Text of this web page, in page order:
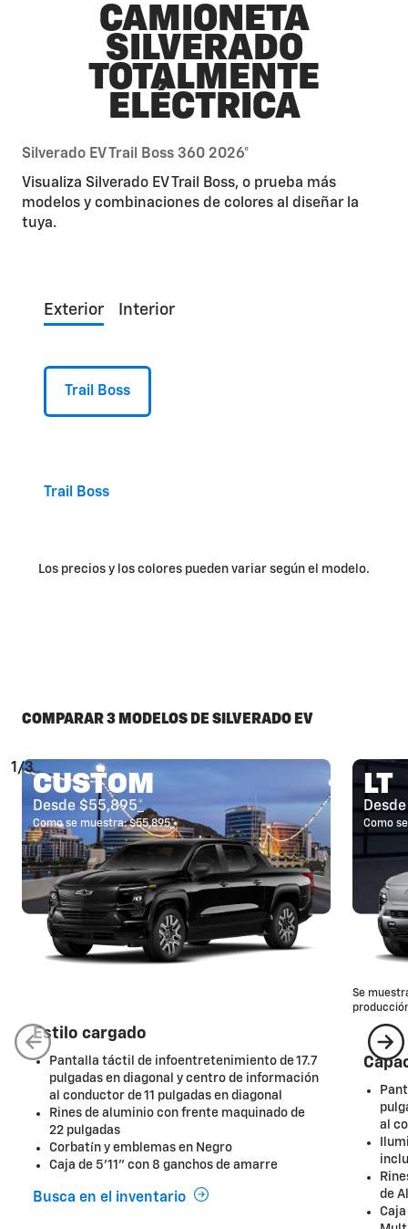
CAMIONETA
SILVERADO
TOTALMENTE
ELÉCTRICA
Silverado EV Trail Boss 360 2026°
Visualiza Silverado EV Trail Boss, o prueba más
modelos y combinaciones de colores al diseñar la
tuya.
Exterior Interior
Trail Boss
Trail Boss
Los precios y los colores pueden variar según el modelo.
COMPARAR 3 MODELOS DE SILVERADO EV
CUSTOM
Desde $55,895*
Como se muestra: $55,895*
Estilo cargado
Pantalla táctil de infoentretenimiento de 17.7
pulgadas en diagonal y centro de información
al conductor de 11 pulgadas en diagonal
Rines de aluminio con frente maquinado de
22 pulgadas
Corbatín y emblemas en Negro
Caja de 5'11" con 8 ganchos de amarre
Busca en el inventario
LT
Como
Se
al
de
1/3